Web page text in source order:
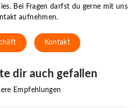
Bei Fragen darfst du gerne mit uns
aufnehmen.
Kontakt
dir auch gefallen
Empfehlungen